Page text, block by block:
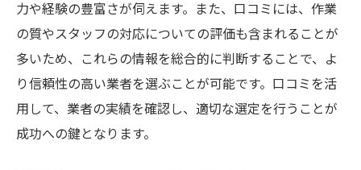
力や経験の豊富さが伺えます。また、口コミには、作業
の質やスタッフの対応についての評価も含まれることが
多いため、これらの情報を総合的に判断することで、よ
り信頼性の高い業者を選ぶことが可能です。口コミを活
用して、業者の実績を確認し、適切な選定を行うことが
成功への鍵となります。